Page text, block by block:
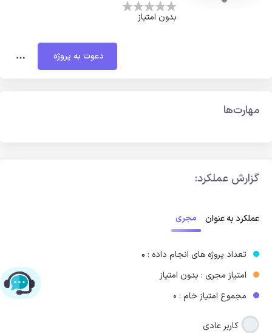
بدون امتیاز
دعوت به پروژه
مهارت‌ها
گزارش عملکرد:
عملکرد به عنوان مجری
تعداد پروژه های انجام داده : 0
امتیاز مجری : بدون امتیاز
مجموع امتیاز خام : 0
کاربر عادی
چت با پشتیبانی پارس‌کدرز